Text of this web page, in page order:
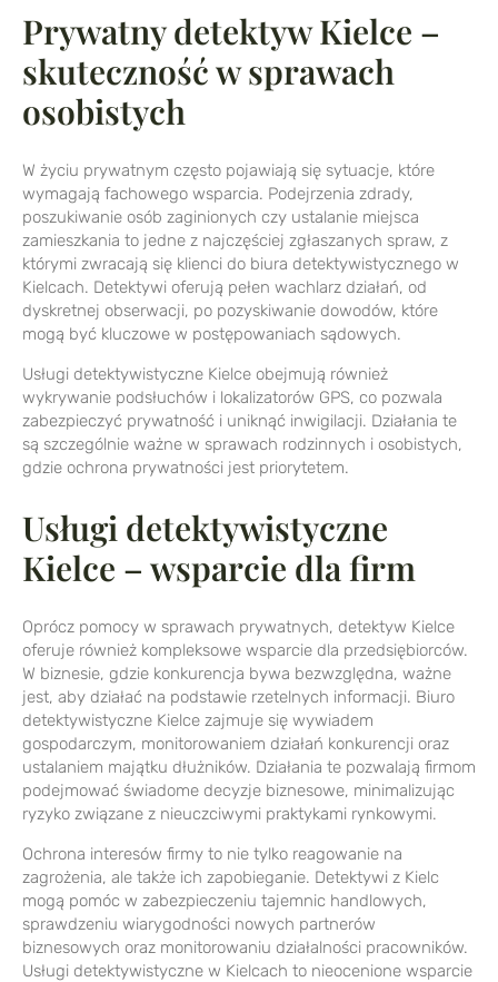
Prywatny detektyw Kielce –
skuteczność w sprawach
osobistych
W życiu prywatnym często pojawiają się sytuacje, które
wymagają fachowego wsparcia. Podejrzenia zdrady,
poszukiwanie osób zaginionych czy ustalanie miejsca
zamieszkania to jedne z najczęściej zgłaszanych spraw, z
którymi zwracają się klienci do biura detektywistycznego w
Kielcach. Detektywi oferują pełen wachlarz działań, od
dyskretnej obserwacji, po pozyskiwanie dowodów, które
mogą być kluczowe w postępowaniach sądowych.
Usługi detektywistyczne Kielce obejmują również
wykrywanie podsłuchów i lokalizatorów GPS, co pozwala
zabezpieczyć prywatność i uniknąć inwigilacji. Działania te
są szczególnie ważne w sprawach rodzinnych i osobistych,
gdzie ochrona prywatności jest priorytetem.
Usługi detektywistyczne
Kielce – wsparcie dla firm
Oprócz pomocy w sprawach prywatnych, detektyw Kielce
oferuje również kompleksowe wsparcie dla przedsiębiorców.
W biznesie, gdzie konkurencja bywa bezwzględna, ważne
jest, aby działać na podstawie rzetelnych informacji. Biuro
detektywistyczne Kielce zajmuje się wywiadem
gospodarczym, monitorowaniem działań konkurencji oraz
ustalaniem majątku dłużników. Działania te pozwalają firmom
podejmować świadome decyzje biznesowe, minimalizując
ryzyko związane z nieuczciwymi praktykami rynkowymi.
Ochrona interesów firmy to nie tylko reagowanie na
zagrożenia, ale także ich zapobieganie. Detektywi z Kielc
mogą pomóc w zabezpieczeniu tajemnic handlowych,
sprawdzeniu wiarygodności nowych partnerów
biznesowych oraz monitorowaniu działalności pracowników.
Usługi detektywistyczne w Kielcach to nieocenione wsparcie